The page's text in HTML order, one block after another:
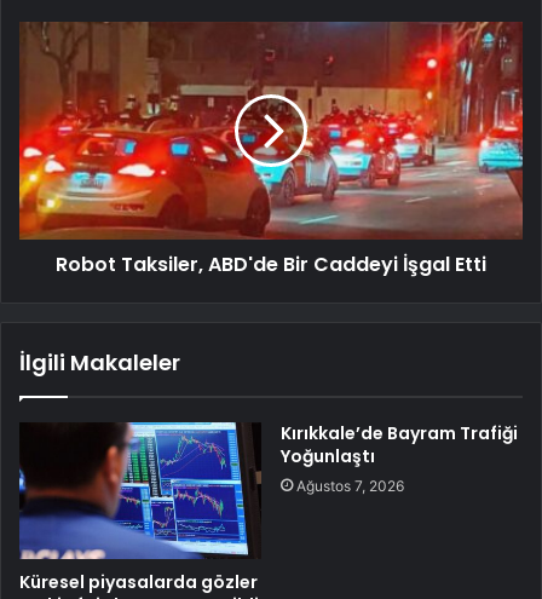
Robot Taksiler, ABD'de Bir Caddeyi İşgal Etti
İlgili Makaleler
Küresel piyasalarda gözler
Kırıkkale’de Bayram Trafiği
Yoğunlaştı
Ağustos 7, 2026